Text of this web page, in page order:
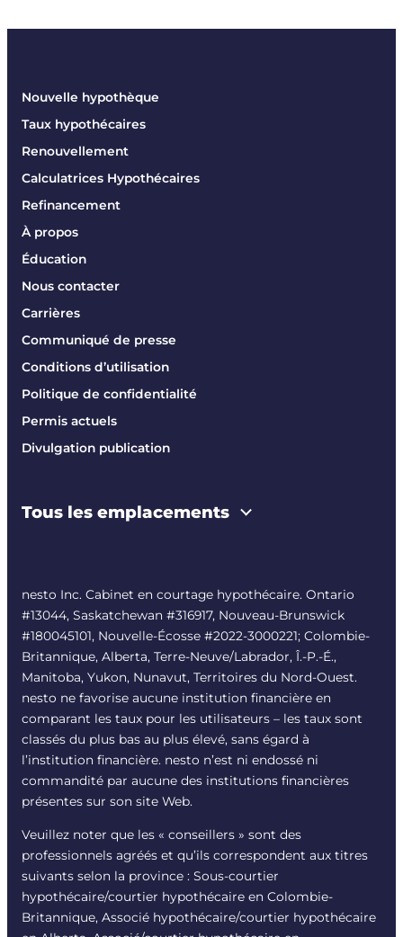
Nouvelle hypothèque
Taux hypothécaires
Renouvellement
Calculatrices Hypothécaires
Refinancement
À propos
Éducation
Nous contacter
Carrières
Communiqué de presse
Conditions d’utilisation
Politique de confidentialité
Permis actuels
Divulgation publication
Tous les emplacements
nesto Inc. Cabinet en courtage hypothécaire. Ontario
#13044, Saskatchewan #316917, Nouveau-Brunswick
#180045101, Nouvelle-Écosse #2022-3000221; Colombie-
Britannique, Alberta, Terre-Neuve/Labrador, Î.-P.-É.,
Manitoba, Yukon, Nunavut, Territoires du Nord-Ouest.
nesto ne favorise aucune institution financière en
comparant les taux pour les utilisateurs – les taux sont
classés du plus bas au plus élevé, sans égard à
l’institution financière. nesto n’est ni endossé ni
commandité par aucune des institutions financières
présentes sur son site Web.
Veuillez noter que les « conseillers » sont des
professionnels agréés et qu’ils correspondent aux titres
suivants selon la province : Sous-courtier
hypothécaire/courtier hypothécaire en Colombie-
Britannique, Associé hypothécaire/courtier hypothécaire